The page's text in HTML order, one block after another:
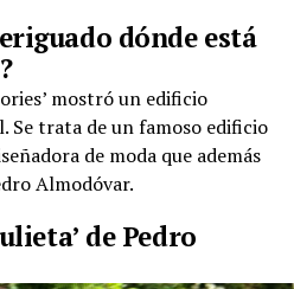
dónde está
mostró un edificio
Se trata de un famoso edificio
de moda que además
Almodóvar.
de Pedro